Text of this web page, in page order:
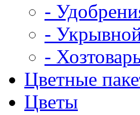
-
-
-
Цветные
Цветы